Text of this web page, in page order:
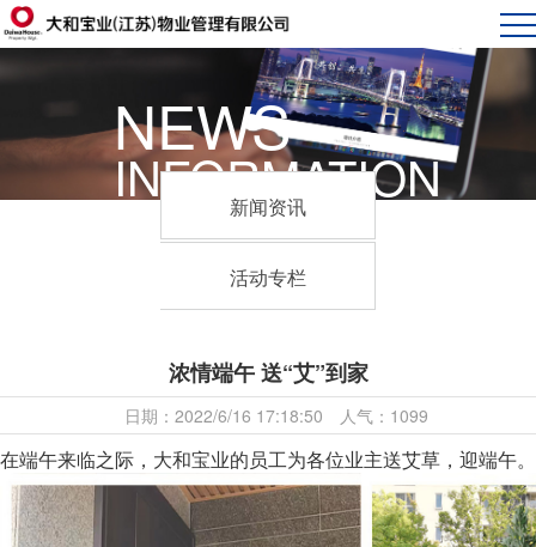
NEWS
INFORMATION
新闻资讯
活动专栏
浓情端午 送“艾”到家
日期：2022/6/16 17:18:50 人气：1099
在端午来临之际，大和宝业的员工为各位业主送艾草，迎端午。